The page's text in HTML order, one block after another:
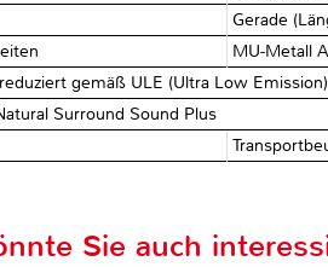
Gerade
MU-Metall
gemäß ULE (Ultra Low
Surround Sound Plus
Sie auch